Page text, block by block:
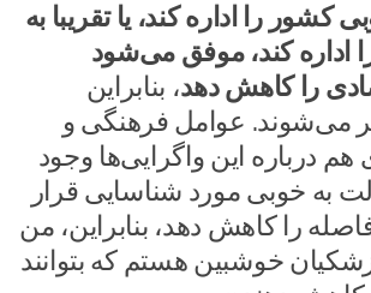
کشور را اداره کند، یا تقریبا به
اداره کند، موفق می‌شود
را کاهش دهد، بنابراین
می‌شوند. عوامل فرهنگی و
هم درباره این واگرایی‌ها وجود
به خوبی مورد شناسایی قرار
را کاهش دهد، بنابراین، من
خوشبین هستم که بتوانند